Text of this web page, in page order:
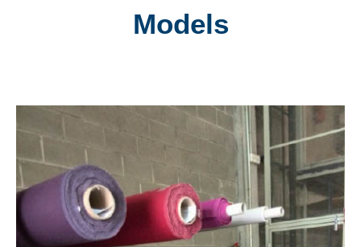
Models